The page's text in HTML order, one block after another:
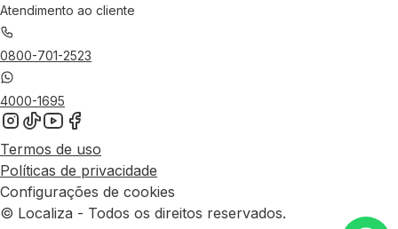
Atendimento ao cliente
0800-701-2523
4000-1695
Termos de uso
Políticas de privacidade
Configurações de cookies
© Localiza - Todos os direitos reservados.